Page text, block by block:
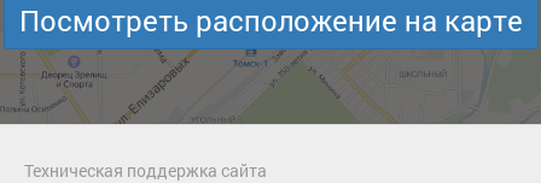
Посмотреть расположение на карте
Техническая поддержка сайта